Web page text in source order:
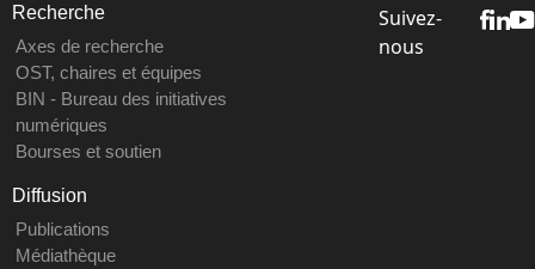
Recherche
Axes de recherche
OST, chaires et équipes
BIN - Bureau des initiatives
numériques
Bourses et soutien
Diffusion
Publications
Médiathèque
Suivez-
nous